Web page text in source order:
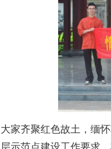
大家齐聚红色故土，缅